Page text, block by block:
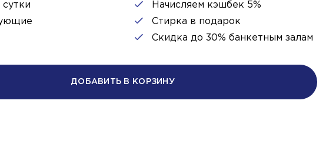
Начисляем кэшбек 5%
Стирка в подарок
Скидка до 30% банкетным залам
ДОБАВИТЬ В КОРЗИНУ